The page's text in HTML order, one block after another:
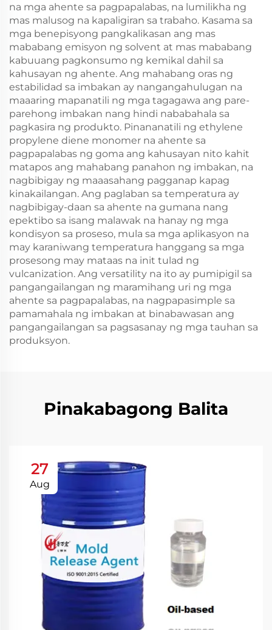
na mga ahente sa pagpapalabas, na lumilikha ng
mas malusog na kapaligiran sa trabaho. Kasama sa
mga benepisyong pangkalikasan ang mas
mababang emisyon ng solvent at mas mababang
kabuuang pagkonsumo ng kemikal dahil sa
kahusayan ng ahente. Ang mahabang oras ng
estabilidad sa imbakan ay nangangahulugan na
maaaring mapanatili ng mga tagagawa ang pare-
parehong imbakan nang hindi nababahala sa
pagkasira ng produkto. Pinananatili ng ethylene
propylene diene monomer na ahente sa
pagpapalabas ng goma ang kahusayan nito kahit
matapos ang mahabang panahon ng imbakan, na
nagbibigay ng maaasahang pagganap kapag
kinakailangan. Ang paglaban sa temperatura ay
nagbibigay-daan sa ahente na gumana nang
epektibo sa isang malawak na hanay ng mga
kondisyon sa proseso, mula sa mga aplikasyon na
may karaniwang temperatura hanggang sa mga
prosesong may mataas na init tulad ng
vulcanization. Ang versatility na ito ay pumipigil sa
pangangailangan ng maramihang uri ng mga
ahente sa pagpapalabas, na nagpapasimple sa
pamamahala ng imbakan at binabawasan ang
pangangailangan sa pagsasanay ng mga tauhan sa
produksyon.
Pinakabagong Balita
27
Aug